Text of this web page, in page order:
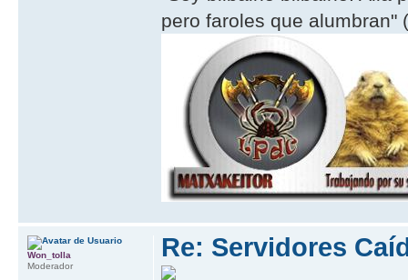
pero faroles que alumbran"
Re: Servidores
Won_tolla
Moderador